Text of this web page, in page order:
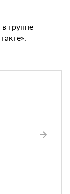
группе